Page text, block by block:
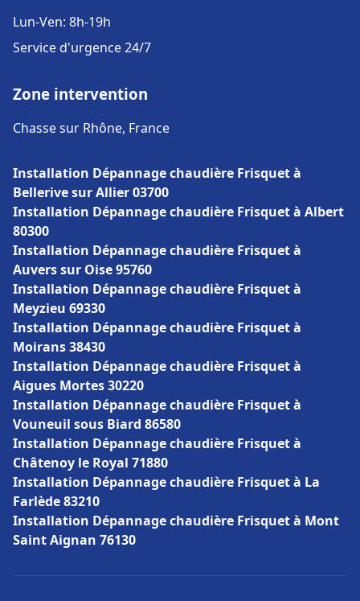
Lun-Ven: 8h-19h
Service d'urgence 24/7
Zone intervention
Chasse sur Rhône, France
Installation Dépannage chaudière Frisquet à
Bellerive sur Allier 03700
Installation Dépannage chaudière Frisquet à Albert
80300
Installation Dépannage chaudière Frisquet à
Auvers sur Oise 95760
Installation Dépannage chaudière Frisquet à
Meyzieu 69330
Installation Dépannage chaudière Frisquet à
Moirans 38430
Installation Dépannage chaudière Frisquet à
Aigues Mortes 30220
Installation Dépannage chaudière Frisquet à
Vouneuil sous Biard 86580
Installation Dépannage chaudière Frisquet à
Châtenoy le Royal 71880
Installation Dépannage chaudière Frisquet à La
Farlède 83210
Installation Dépannage chaudière Frisquet à Mont
Saint Aignan 76130